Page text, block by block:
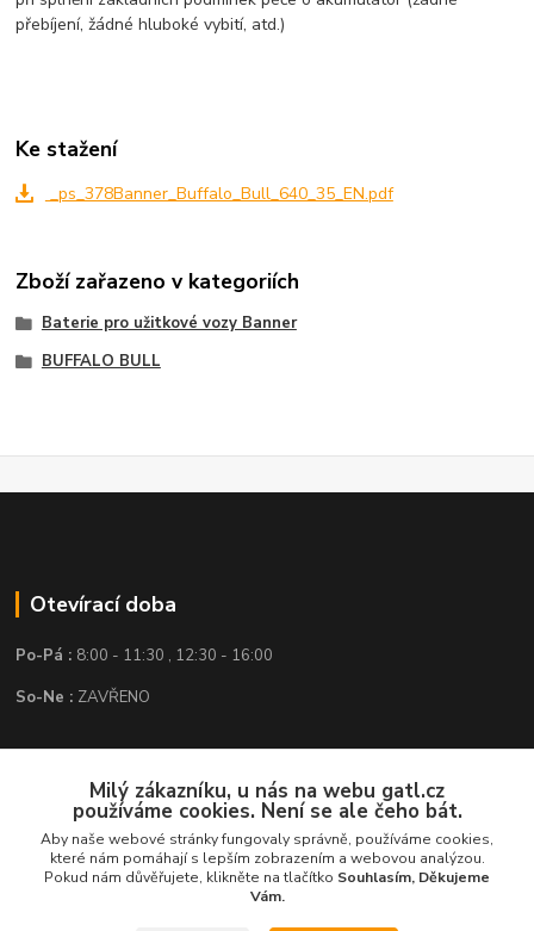
přebíjení, žádné hluboké vybití, atd.)
Ke stažení
_ps_378Banner_Buffalo_Bull_640_35_EN.pdf
Zboží zařazeno v kategoriích
Baterie pro užitkové vozy Banner
BUFFALO BULL
Otevírací doba
Po-Pá : 8:00 - 11:30 , 12:30 - 16:00
So-Ne : ZAVŘENO
Kontakt
GATL s.r.o.
obchod@gatl.cz,info@gatl.cz
Milý zákazníku, u nás na webu gatl.cz
používáme cookies. Není se ale čeho bát.
Aby naše webové stránky fungovaly správně, používáme cookies,
které nám pomáhají s lepším zobrazením a webovou analýzou.
Pokud nám důvěřujete, klikněte na tlačítko Souhlasím, Děkujeme
Vám.